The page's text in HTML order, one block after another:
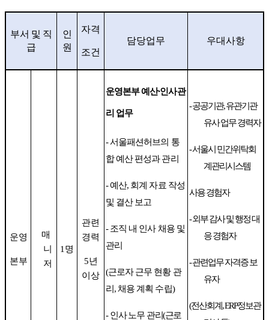
부서 및 직
급
인
원
자격
조건
담당업무 우대사항
운영
본부
매
니
저
1명
관련
경력
5년
이상
운영본부 예산⸱인사관
리 업무
-서울패션허브의 통
합 예산 편성과 관리
-예산, 회계 자료 작성
및 결산 보고
-조직 내 인사 채용 및
관리
(근로자 근무 현황 관
리 ,채용 계획 수립)
-인사 노무 관리(근로
-공공기관,유관기관
유사 업무 경력자
-서울시 민간위탁회
계관리시스템
사용 경험자
-외부 감사 및 행정 대
응 경험자
-관련업무 자격증 보
유자
(전산회계 , ERP정보관